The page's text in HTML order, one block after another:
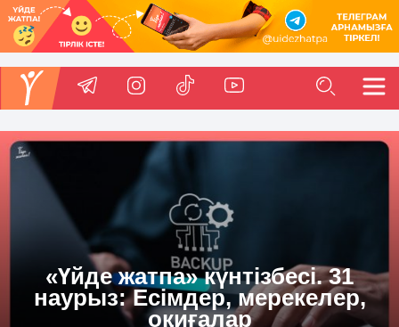
«Үйде жатпа» күнтізбесі. 31
наурыз: Есімдер, мерекелер,
оқиғалар